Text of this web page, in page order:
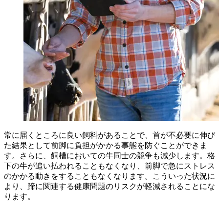
常に届くところに良い飼料があることで、首が不必要に伸び
た結果として前脚に負担がかかる事態を防ぐことができま
す。さらに、飼槽においての牛同士の競争も減少します。格
下の牛が追い払われることもなくなり、前脚で急にストレス
のかかる動きをすることもなくなります。こういった状況に
より、蹄に関連する健康問題のリスクが軽減されることにな
ります。